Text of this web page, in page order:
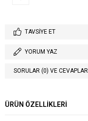
TAVSIYE ET
YORUM YAZ
SORULAR (0) VE
ÜRÜN ÖZELLIKLERI